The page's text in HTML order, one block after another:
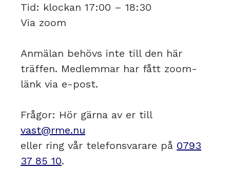
Tid: klockan 17:00 – 18:30
Via zoom
Anmälan behövs inte till den här
träffen. Medlemmar har fått zoom-
länk via e-post.
Frågor: Hör gärna av er till
vast@rme.nu
eller ring vår telefonsvarare på 0793
37 85 10.